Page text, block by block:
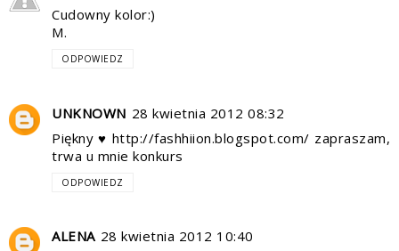
Cudowny kolor:)
M.
ODPOWIEDZ
UNKNOWN 28 kwietnia 2012 08:32
Piękny ♥ http://fashhiion.blogspot.com/ zapraszam,
trwa u mnie konkurs
ODPOWIEDZ
ALENA 28 kwietnia 2012 10:40